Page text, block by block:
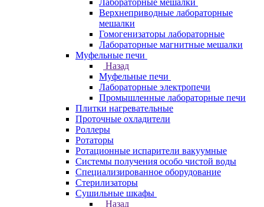
Лабораторные мешалки
Верхнеприводные лабораторные
мешалки
Гомогенизаторы лабораторные
Лабораторные магнитные мешалки
Муфельные печи
Назад
Муфельные печи
Лабораторные электропечи
Промышленные лабораторные печи
Плитки нагревательные
Проточные охладители
Роллеры
Ротаторы
Ротационные испарители вакуумные
Системы получения особо чистой воды
Специализированное оборудование
Стерилизаторы
Сушильные шкафы
Назад